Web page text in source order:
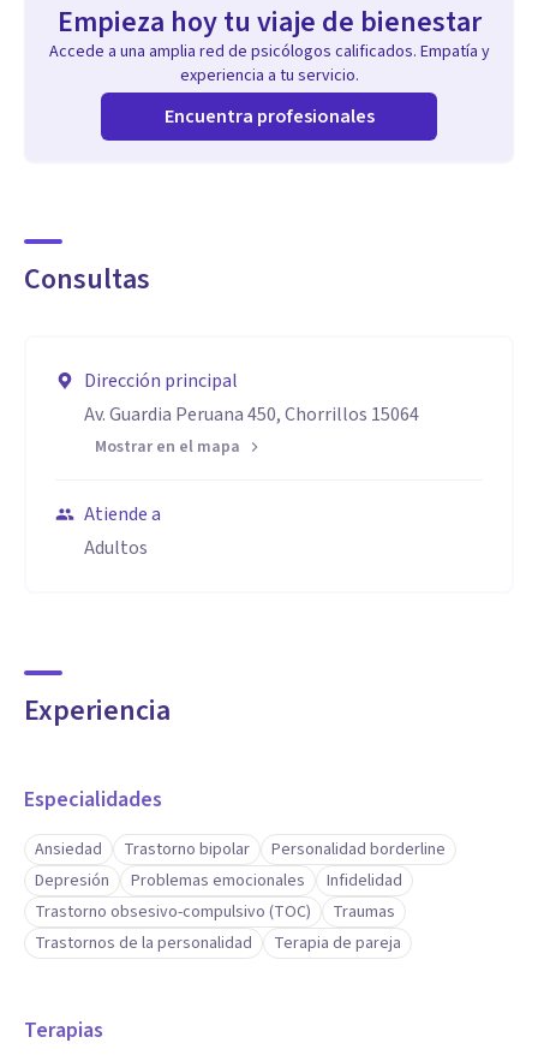
Empieza hoy tu viaje de bienestar
Accede a una amplia red de psicólogos calificados. Empatía y
experiencia a tu servicio.
Encuentra profesionales
Consultas
Dirección principal
Av. Guardia Peruana 450, Chorrillos 15064
Mostrar en el mapa
Atiende a
Adultos
Experiencia
Especialidades
Ansiedad Trastorno bipolar
Personalidad borderline
Depresión
Problemas emocionales
Infidelidad
Trastorno obsesivo-compulsivo (TOC)
Traumas
Trastornos de la personalidad
Terapia de pareja
Terapias